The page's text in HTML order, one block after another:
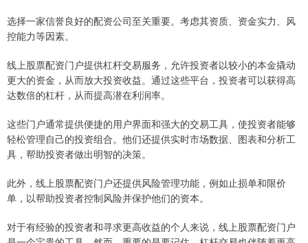
选择一家信誉良好的配资公司至关重要。考虑其资质、资金实力、风
控能力等因素。
线上股票配资门户提供杠杆交易服务，允许投资者以较小的本金撬动
更大的资金，从而放大投资收益。通过这些平台，投资者可以获得高
达数倍的杠杆，从而提高潜在利润率。
这些门户通常提供便捷的用户界面和强大的交易工具，使投资者能够
轻松管理自己的投资组合。他们还提供实时市场数据、图表和分析工
具，帮助投资者做出明智的决策。
此外，线上股票配资门户还提供风险管理功能，例如止损单和限价
单，以帮助投资者控制风险并保护他们的资本。
对于有经验的投资者和寻求更高收益的个人来说，线上股票配资门户